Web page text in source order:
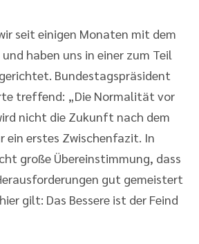
seit einigen Monaten mit dem
und haben uns in einer zum Teil
Bundestagspräsident
treffend: „Die Normalität vor
nicht die Zukunft nach dem
ein erstes Zwischenfazit. In
große Übereinstimmung, dass
gut gemeistert
gilt: Das Bessere ist der Feind